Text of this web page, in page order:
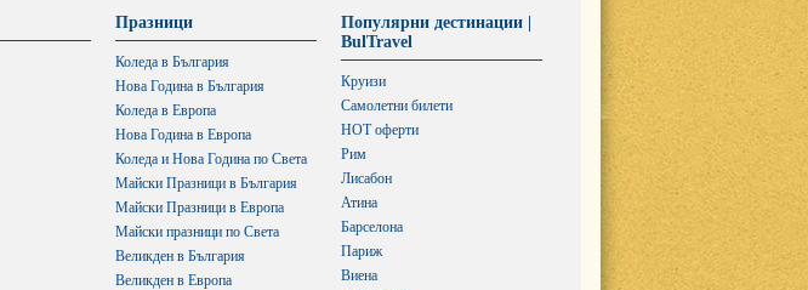
Празници
Коледа в България
Нова Година в България
Коледа в Европа
Нова Година в Европа
Коледа и Нова Година по Света
Майски Празници в България
Майски Празници в Европа
Майски празници по Света
Великден в България
Великден в Европа
Популярни дестинации |
BulTravel
Круизи
Самолетни билети
HOT оферти
Рим
Лисабон
Атина
Барселона
Париж
Виена